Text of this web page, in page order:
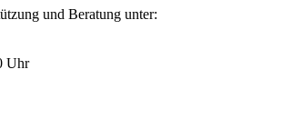
und Beratung unter:
Uhr